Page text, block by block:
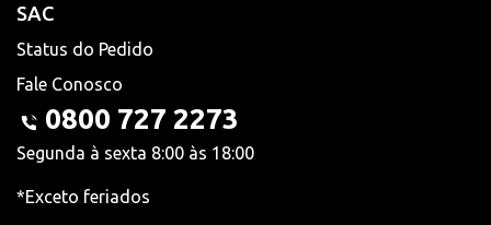
SAC
Status do Pedido
Fale Conosco
0800 727 2273
Segunda à sexta 8:00 às 18:00
*Exceto feriados